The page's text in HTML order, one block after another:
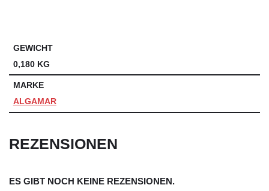
GEWICHT
0,180 KG
MARKE
ALGAMAR
REZENSIONEN
ES GIBT NOCH KEINE REZENSIONEN.